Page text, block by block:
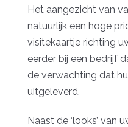
Het aangezicht van
natuurlijk een hoge
visitekaartje richting
eerder bij een bedrijf
de verwachting dat
uitgeleverd.
Naast de ‘looks’ van